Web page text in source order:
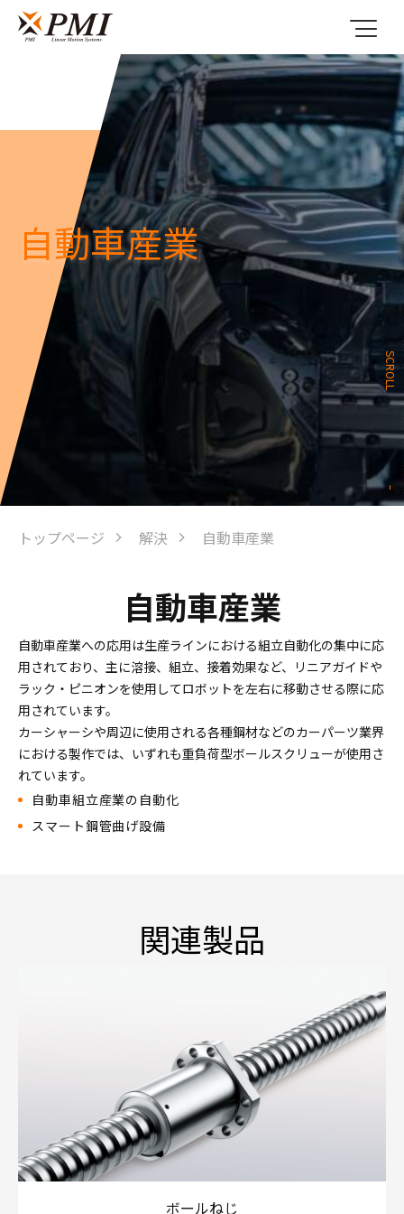
自動車産業
SCROLL
トップページ 解決 自動車産業
自動車産業
自動車産業への応用は生産ラインにおける組立自動化の集中に応
用されており、主に溶接、組立、接着効果など、リニアガイドや
ラック・ピニオンを使用してロボットを左右に移動させる際に応
用されています。
カーシャーシや周辺に使用される各種鋼材などのカーパーツ業界
における製作では、いずれも重負荷型ボールスクリューが使用さ
れています。
自動車組立産業の自動化
スマート鋼管曲げ設備
関連製品
ボールねじ